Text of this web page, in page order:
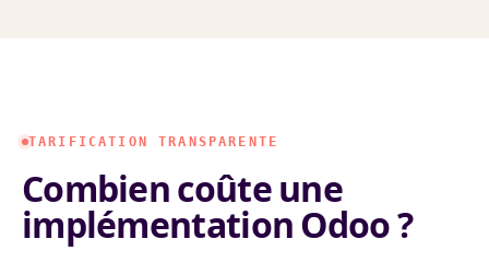
TARIFICATION TRANSPARENTE
Combien coûte une
implémentation Odoo ?